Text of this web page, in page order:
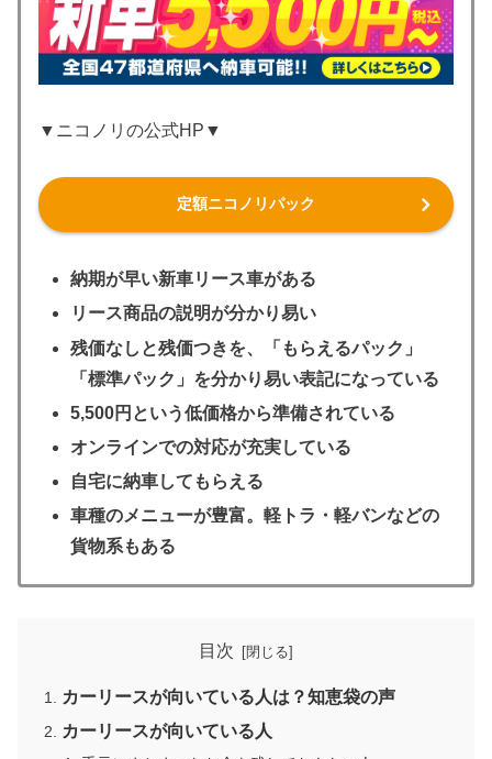
▼ニコノリの公式HP▼
定額ニコノリパック
納期が早い新車リース車がある
リース商品の説明が分かり易い
残価なしと残価つきを、「もらえるパック」
「標準パック」を分かり易い表記になっている
5,500円という低価格から準備されている
オンラインでの対応が充実している
自宅に納車してもらえる
車種のメニューが豊富。軽トラ・軽バンなどの
貨物系もある
目次
カーリースが向いている人は？知恵袋の声
カーリースが向いている人